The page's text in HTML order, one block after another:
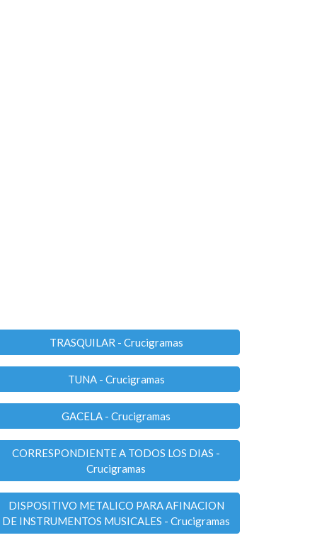
TRASQUILAR - Crucigramas
TUNA - Crucigramas
GACELA - Crucigramas
CORRESPONDIENTE A TODOS LOS DIAS -
Crucigramas
DISPOSITIVO METALICO PARA AFINACION
DE INSTRUMENTOS MUSICALES - Crucigramas